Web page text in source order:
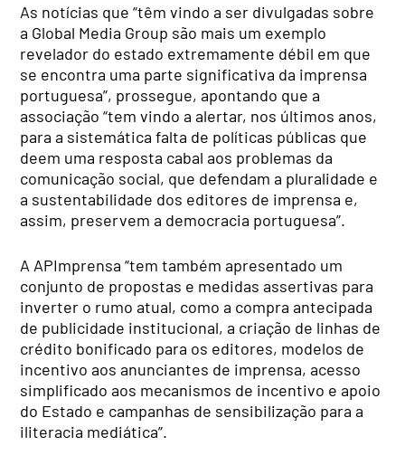
As notícias que “têm vindo a ser divulgadas sobre
a Global Media Group são mais um exemplo
revelador do estado extremamente débil em que
se encontra uma parte significativa da imprensa
portuguesa”, prossegue, apontando que a
associação “tem vindo a alertar, nos últimos anos,
para a sistemática falta de políticas públicas que
deem uma resposta cabal aos problemas da
comunicação social, que defendam a pluralidade e
a sustentabilidade dos editores de imprensa e,
assim, preservem a democracia portuguesa”.
A APImprensa “tem também apresentado um
conjunto de propostas e medidas assertivas para
inverter o rumo atual, como a compra antecipada
de publicidade institucional, a criação de linhas de
crédito bonificado para os editores, modelos de
incentivo aos anunciantes de imprensa, acesso
simplificado aos mecanismos de incentivo e apoio
do Estado e campanhas de sensibilização para a
iliteracia mediática”.